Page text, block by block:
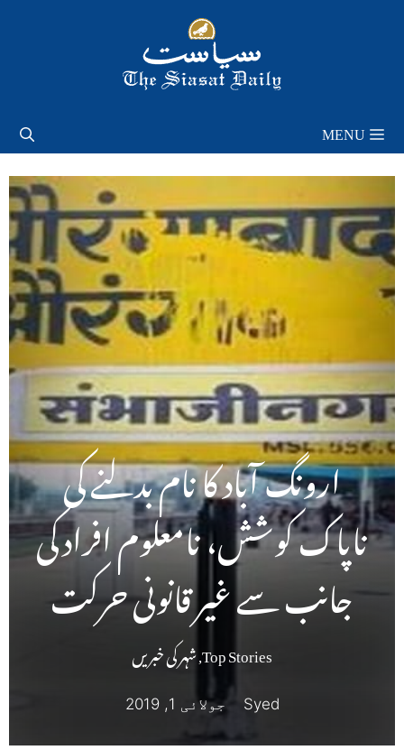
MENU
ارونگ آباد کا نام بدلنے کی
ناپاک کوشش، نامعلوم افراد کی
جانب سے غیر قانونی حرکت
Top Stories
,شہر کی خبریں
Syed جولائی 1, 2019